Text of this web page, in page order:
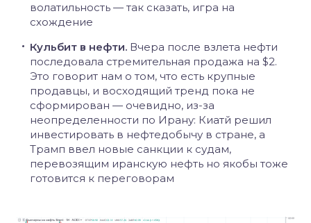
волатильность — так сказать, игра на
схождение
Кульбит в нефти. Вчера после взлета нефти
последовала стремительная продажа на $2.
Это говорит нам о том, что есть крупные
продавцы, и восходящий тренд пока не
сформирован — очевидно, из-за
неопределенности по Ирану: Киатй решил
инвестировать в нефтедобычу в стране, а
Трамп ввел новые санкции к судам,
перевозящим иранскую нефть но якобы тоже
готовится к переговорам